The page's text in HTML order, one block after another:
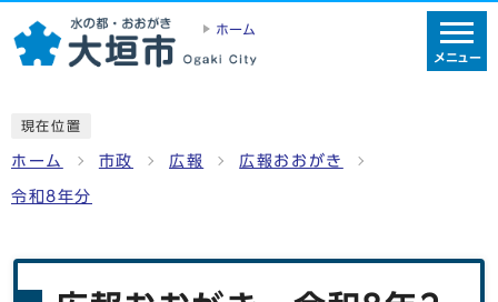
ホーム
メニュー
現在位置
ホーム 市政 広報 広報おおがき
令和8年分